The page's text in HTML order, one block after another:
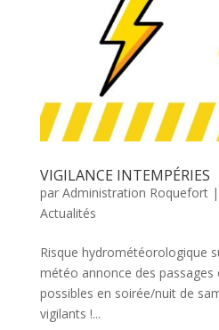
VIGILANCE INTEMPÉRIES
par Administration Roquefort|
Actualités
Risque hydrométéorologique
météo annonce des passages
possibles en soirée/nuit de
vigilants !...